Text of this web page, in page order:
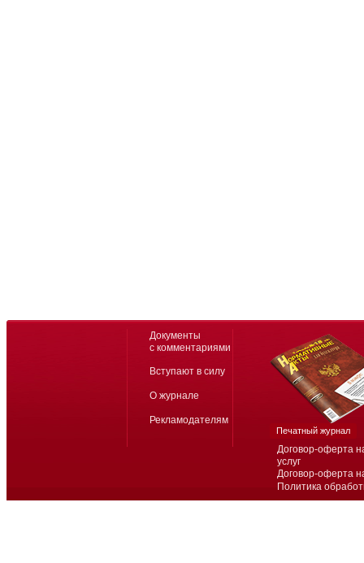
Договор-оферта
услуг
Договор-оферта
Политика
Документы
с комментариями
Вступают в силу
О журнале
Рекламодателям
Печатный журнал